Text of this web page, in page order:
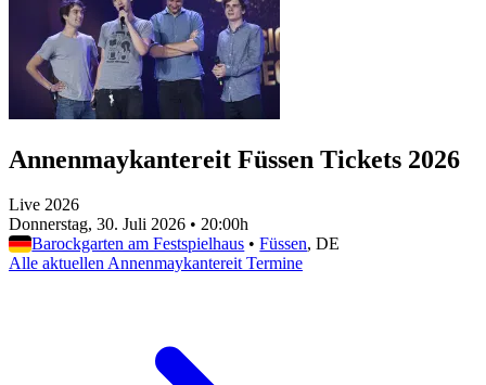
Annenmaykantereit Füssen Tickets 2026
Live 2026
Donnerstag, 30. Juli 2026 • 20:00h
Barockgarten am Festspielhaus • Füssen, DE
Alle aktuellen Annenmaykantereit Termine